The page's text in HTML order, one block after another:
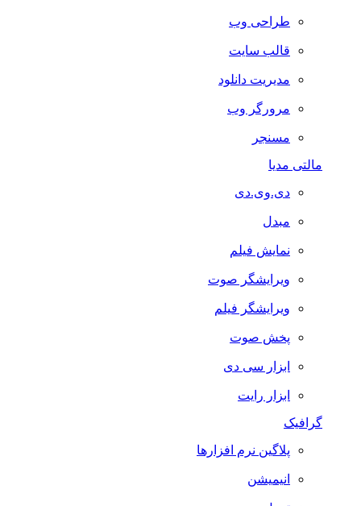
طراحی وب
قالب سایت
مدیریت دانلود
مرورگر وب
مسنجر
مالتی مدیا
دی.وی.دی
مبدل
نمایش فیلم
ویرایشگر صوت
ویرایشگر فیلم
پخش صوت
ابزار سی دی
ابزار رایت
گرافیک
پلاگین نرم افزارها
انیمیشن